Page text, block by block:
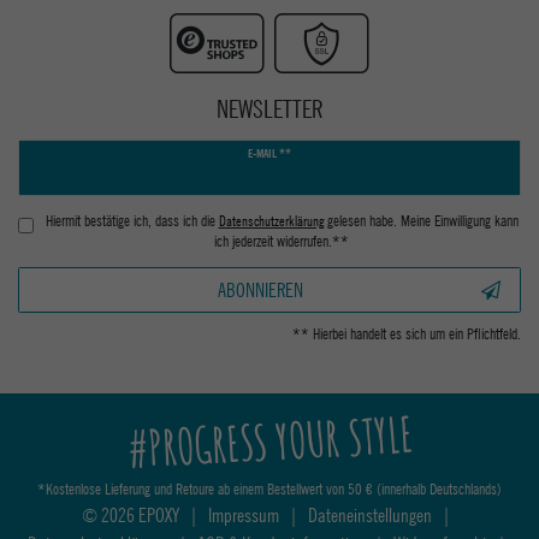
NEWSLETTER
E-MAIL **
Hiermit bestätige ich, dass ich die Daten­schutz­erklärunggelesen habe. Meine Einwilligung kann
ich jederzeit widerrufen.**
ABONNIEREN
** Hierbei handelt es sich um ein Pflichtfeld.
#PROGRESS YOUR STYLE
*Kostenlose Lieferung und Retoure ab einem Bestellwert von 50 € (innerhalb Deutschlands)
© 2026 EPOXY | Impressum | Dateneinstellungen |